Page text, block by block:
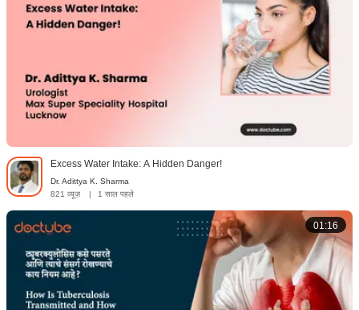
Excess Water Intake: A Hidden Danger!
Dr. Adittya K. Sharma
821 व्यूज़
| 1 साल पहले
01:16